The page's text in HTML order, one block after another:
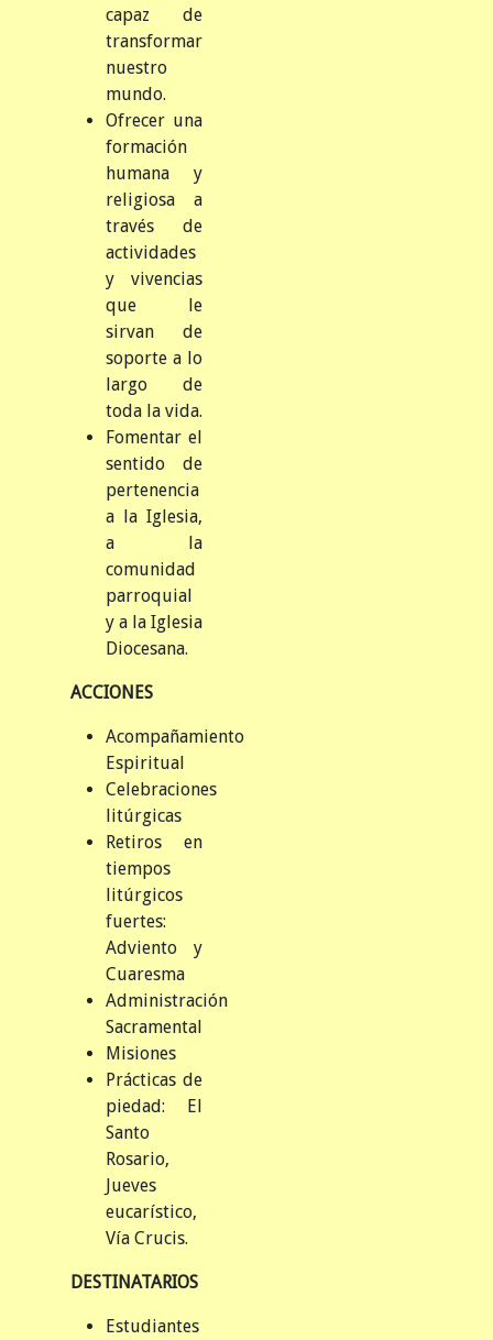
capaz de
transformar
nuestro
mundo.
Ofrecer una
formación
humana y
religiosa a
través de
actividades
y vivencias
que le
sirvan de
soporte a lo
largo de
toda la vida.
Fomentar el
sentido de
pertenencia
a la Iglesia,
a la
comunidad
parroquial
y a la Iglesia
Diocesana.
ACCIONES
Acompañamiento
Espiritual
Celebraciones
litúrgicas
Retiros en
tiempos
litúrgicos
fuertes:
Adviento y
Cuaresma
Administración
Sacramental
Misiones
Prácticas de
piedad: El
Santo
Rosario,
Jueves
eucarístico,
Vía Crucis.
DESTINATARIOS
Estudiantes